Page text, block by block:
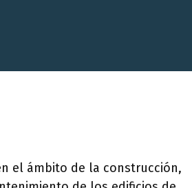
el ámbito de la construcción,